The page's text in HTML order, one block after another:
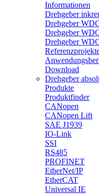
Informationen
Drehgeber
Drehgeber
Drehgeber
Drehgeber
Download
Drehgeber
Produkte
Produktfinder
CANopen
CANopen Lift
SAE J1939
IO-Link
SSI
RS485
PROFINET
EtherNet/IP
EtherCAT
Universal IE